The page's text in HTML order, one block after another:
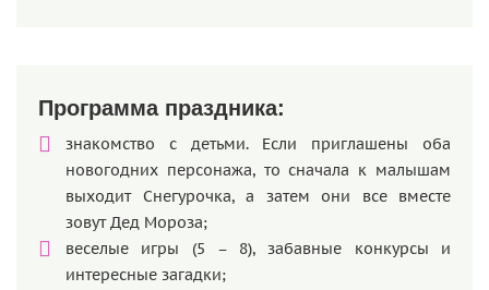
Программа праздника:
знакомство с детьми. Если приглашены оба
новогодних персонажа, то сначала к малышам
выходит Снегурочка, а затем они все вместе
зовут Дед Мороза;
веселые игры (5 – 8), забавные конкурсы и
интересные загадки;